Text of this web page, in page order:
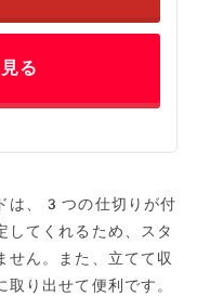
る
は、3つの仕切りが付
してくれるため、スタ
せん。また、立てて収
り出せて便利です。